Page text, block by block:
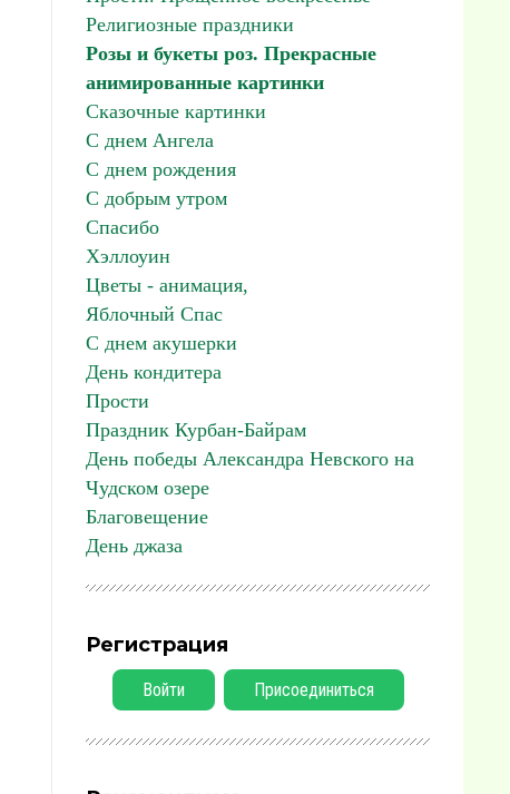
Религиозные праздники
Розы и букеты роз. Прекрасные
анимированные картинки
Сказочные картинки
С днем Ангела
С днем рождения
С добрым утром
Спасибо
Хэллоуин
Цветы - анимация,
Яблочный Спас
С днем акушерки
День кондитера
Прости
Праздник Курбан-Байрам
День победы Александра Невского на
Чудском озере
Благовещение
День джаза
Регистрация
Войти Присоединиться